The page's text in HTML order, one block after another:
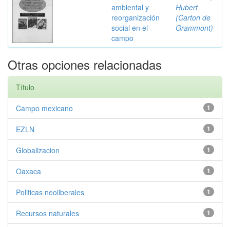
ambiental y
reorganización
social en el
campo
Hubert
(Carton de
Grammont)
Otras opciones relacionadas
Título
1
Campo mexicano
1
EZLN
1
Globalizacion
1
Oaxaca
1
Politicas neoliberales
1
Recursos naturales